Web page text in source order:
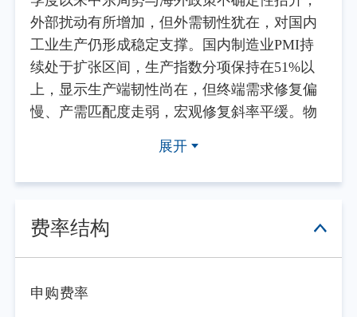
外部扰动有所增加，但外需韧性犹在，对国内
工业生产仍形成稳定支撑。国内制造业PMI持
续处于扩张区间，生产指数分项保持在51%以
上，显示生产端韧性尚在，但终端需求修复偏
慢、产需匹配度走弱，宏观修复斜率平缓。物
格改善的共同推动下同比回升；CPI受制于服务
消费修复乏力、终端需求不足，4-5月同比增速
度有限。展望三季度，国内物价预计将维持温
奏偏缓、实体融资需求改善力度不足，需求端
展开
费率结构
申购费率